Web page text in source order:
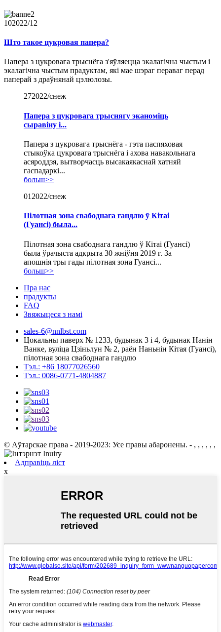
102022/12
Што такое цукровая папера?
Папера з цукровага трыснёга з'яўляецца экалагічна чыстым і
экалагічна чыстым прадуктам, які мае шэраг пераваг перад
паперай з драўнянай цэлюлозы.
272022/снеж
Папера з цукровага трыснягу эканоміць
сыравіну і...
Папера з цукровага трыснёга - гэта паспяховая
стыкоўка цукровага трыснёга і ахова навакольнага
асяроддзя, вытворчасць высакаякаснай хатняй
гаспадаркі...
больш>>
01 2022/снеж
Пілотная зона свабоднага гандлю ў Кітаі
(Гуансі) была...
Пілотная зона свабоднага гандлю ў Кітаі (Гуансі)
была ўрачыста адкрыта 30 жніўня 2019 г. За
апошнія тры гады пілотная зона Гуансі...
больш>>
Пра нас
прадукты
FAQ
Звяжыцеся з намі
sales-6@nnlbst.com
Цокальны паверх № 1233, будынак 3 і 4, будынак Нанін
Ванке, вуліца Цзіньлун № 2, раён Наньнін Кітая (Гуансі),
пілотная зона свабоднага гандлю
Тэл.: +86 18077026560
Тэл.: 0086-0771-4804887
© Аўтарскае права - 2019-2023: Усе правы абаронены. - , , , , , ,
Адправіць ліст
x